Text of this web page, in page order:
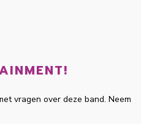
vragen over deze band. Neem